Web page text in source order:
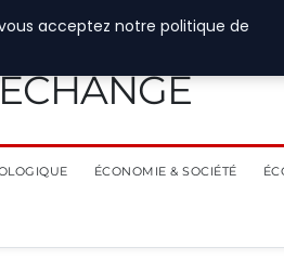
ÉCONOMIE & SOCIÉTÉ
acceptez notre politique de